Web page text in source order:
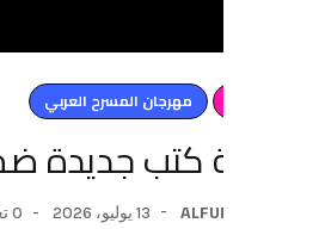
مهرجان المسرح العربي
جديدة ضمن
0 تعليقات